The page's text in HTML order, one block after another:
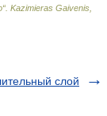
Kazimieras Gaivenis,
слой